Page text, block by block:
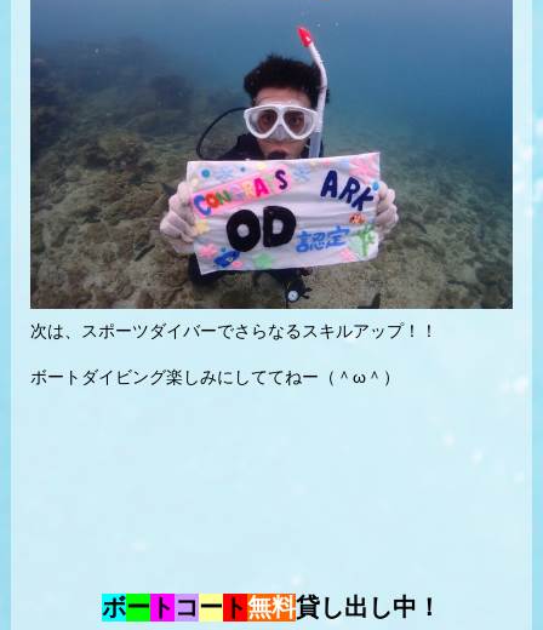
次は、スポーツダイバーでさらなるスキルアップ！！
ボートダイビング楽しみにしててねー（＾ω＾）
ボー ト コー ト無料貸し出し中！